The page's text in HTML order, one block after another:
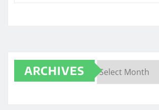
ARCHIVES